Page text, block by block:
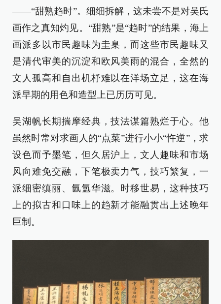
——“甜熟趋时”。细细拆解，这未尝不是对吴氏
画作之真知灼见。“甜熟”是“趋时”的结果，海上
画派多以市民趣味为圭臬，而这些市民趣味又
是清代审美的沉淀和欧风美雨的混合，全然的
文人孤高和自出机杼难以在洋场立足，这在海
派早期的用色和造型上已历历可见。
吴湖帆长期揣摩经典，技法谋篇熟烂于心。他
虽然时常对求画人的“点菜”进行小小“忤逆”，求
设色而予墨笔，但久居沪上，文人趣味和市场
风向难免交融，下笔极卖力气，技巧繁复，一
派细密缜丽、氤氲华滋。时移世易，这种技巧
上的拟古和口味上的趋新才能融贯出上述晚年
巨制。